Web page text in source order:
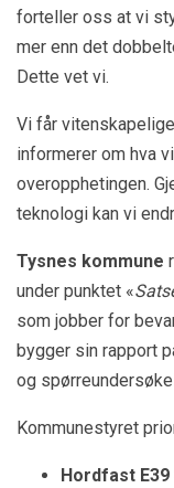
forteller oss at vi
mer enn det
Dette vet vi.
Vi får
informerer om hva
overopphetingen.
teknologi kan vi
Tysnes kommune
under punktet «
som jobber for
bygger sin rapport
og
Kommunestyret
Hordfast E39